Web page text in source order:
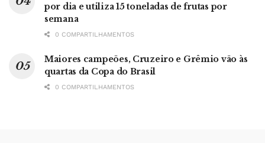
por dia e utiliza 15 toneladas de frutas por
semana
0 COMPARTILHAMENTOS
Maiores campeões, Cruzeiro e Grêmio vão às
quartas da Copa do Brasil
0 COMPARTILHAMENTOS